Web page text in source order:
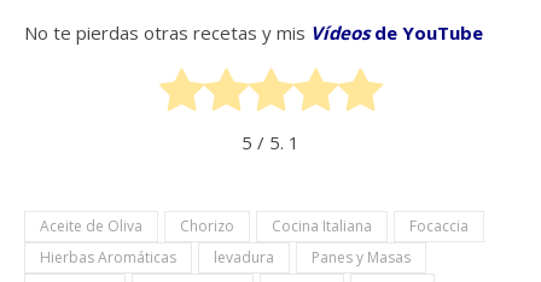
No te pierdas otras recetas y mis Vídeosde YouTube
5 / 5. 1
Aceite de Oliva Chorizo Cocina Italiana
Focaccia
Hierbas Aromáticas
levadura
Panes y Masas